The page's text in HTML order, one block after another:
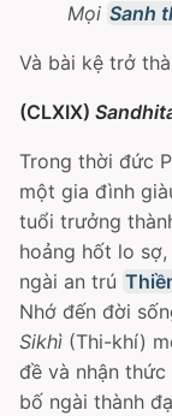
Mọi Sanh
Và bài kệ trở
(CLXIX)
Trong thời đức
một gia đình
tuổi trưởng
hoảng hốt lo
ngài an trú
Nhớ đến đời
Sikhì (Thi-khí)
đề và nhận
bố ngài thành